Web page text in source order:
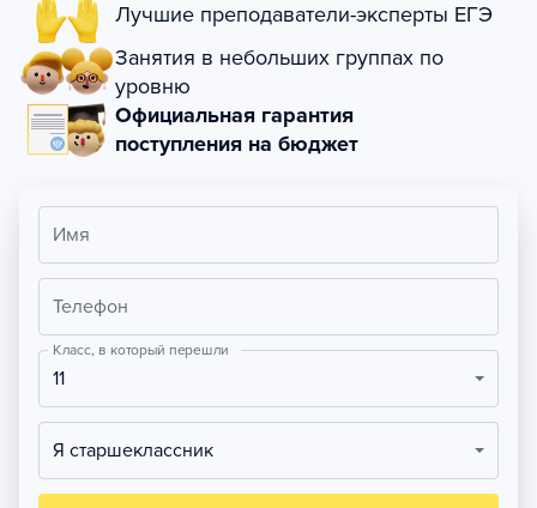
Лучшие преподаватели-эксперты ЕГЭ
Занятия в небольших группах по
уровню
Официальная гарантия
поступления на бюджет
Имя
Телефон
Класс, в который перешли
11
Я старшеклассник